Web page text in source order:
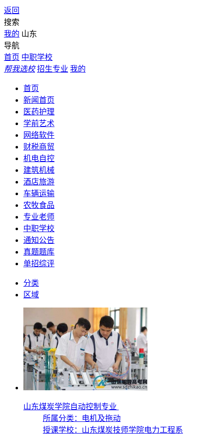
返回
搜索
我的 山东
导航
首页 中职学校
帮我选校 招生专业 我的
首页
新闻首页
医药护理
学前艺术
网络软件
财税商贸
机电自控
建筑机械
酒店旅游
车辆运输
农牧食品
专业老师
中职学校
通知公告
真题题库
单招综评
分类
区域
山东煤炭学院自动控制专业
所属分类：电机及拖动
授课学校： 山东煤炭技师学院电力工程系